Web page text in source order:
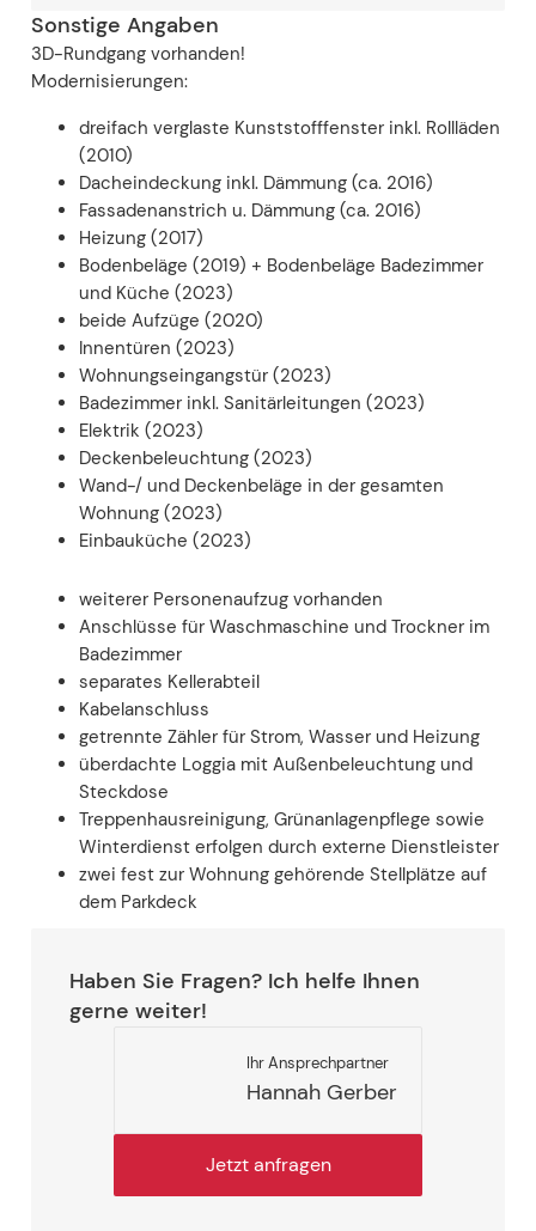
Sonstige Angaben
3D-Rundgang vorhanden!
Modernisierungen:
dreifach verglaste Kunststofffenster inkl. Rollläden
(2010)
Dacheindeckung inkl. Dämmung (ca. 2016)
Fassadenanstrich u. Dämmung (ca. 2016)
Heizung (2017)
Bodenbeläge (2019) + Bodenbeläge Badezimmer
und Küche (2023)
beide Aufzüge (2020)
Innentüren (2023)
Wohnungseingangstür (2023)
Badezimmer inkl. Sanitärleitungen (2023)
Elektrik (2023)
Deckenbeleuchtung (2023)
Wand-/ und Deckenbeläge in der gesamten
Wohnung (2023)
Einbauküche (2023)
weiterer Personenaufzug vorhanden
Anschlüsse für Waschmaschine und Trockner im
Badezimmer
separates Kellerabteil
Kabelanschluss
getrennte Zähler für Strom, Wasser und Heizung
überdachte Loggia mit Außenbeleuchtung und
Steckdose
Treppenhausreinigung, Grünanlagenpflege sowie
Winterdienst erfolgen durch externe Dienstleister
zwei fest zur Wohnung gehörende Stellplätze auf
dem Parkdeck
Haben Sie Fragen? Ich helfe Ihnen
gerne weiter!
Ihr Ansprechpartner
Hannah Gerber
Jetzt anfragen